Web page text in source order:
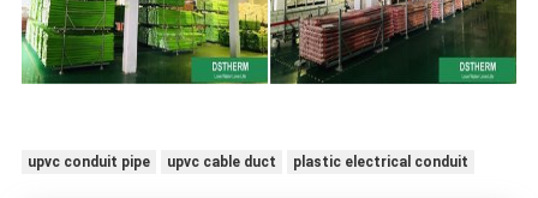
upvc conduit pipe upvc cable duct plastic electrical conduit